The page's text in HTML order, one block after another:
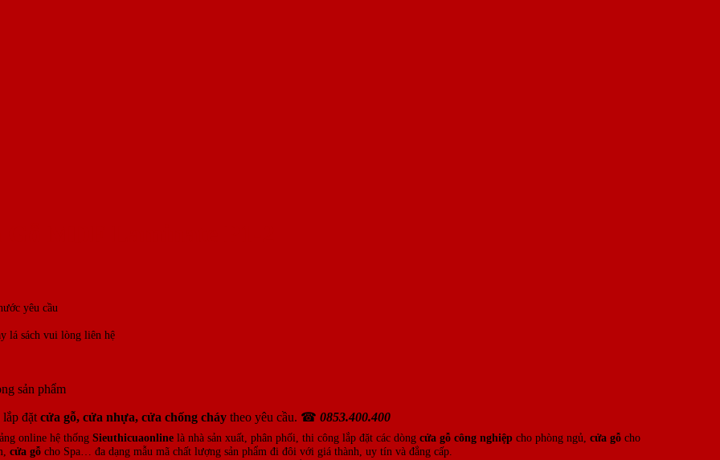
MDF Laminate P1-2
yêu cầu
lá sách vui lòng liên hệ
sản phẩm
đặt cửa gỗ, cửa nhựa, cửa chống cháy theo yêu cầu. ☎ 0853.400.400
online hệ thống Sieuthicuaonline là nhà sản xuất, phân phối, thi công lắp đặt các dòng cửa gỗ công nghiệp cho phòng ngủ, cửa gỗ cho
cửa gỗ cho Spa… đa dạng mẫu mã chất lượng sản phẩm đi đôi với giá thành, uy tín và đẳng cấp.